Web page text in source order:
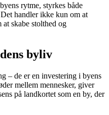
rytme, styrkes både
handler ikke kun om at
skabe stolthed og
byliv
– de er en investering i byens
mellem mennesker, giver
på landkortet som en by, der